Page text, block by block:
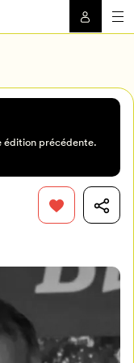
édition précédente.